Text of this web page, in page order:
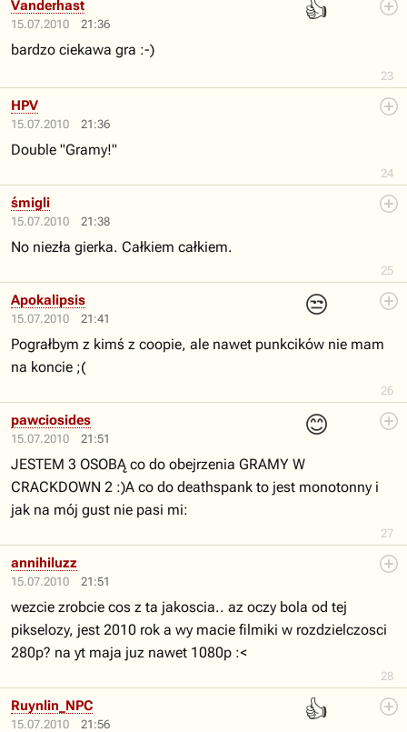
15.07.2010 21:36
👍
23
Vanderhast
bardzo ciekawa gra :-)
15.07.2010 21:36
24
HPV
Double "Gramy!"
15.07.2010 21:38
25
śmigli
No niezła gierka. Całkiem całkiem.
15.07.2010 21:41
😒
26
Apokalipsis
Pograłbym z kimś z coopie, ale nawet punkcików nie mam
na koncie ;(
15.07.2010 21:51
😊
27
pawciosides
JESTEM 3 OSOBĄ co do obejrzenia GRAMY W
CRACKDOWN 2 :)A co do deathspank to jest monotonny i
jak na mój gust nie pasi mi:
15.07.2010 21:51
28
annihiluzz
wezcie zrobcie cos z ta jakoscia.. az oczy bola od tej
pikselozy, jest 2010 rok a wy macie filmiki w rozdzielczosci
280p? na yt maja juz nawet 1080p :<
15.07.2010 21:56
👍
Ruynlin_NPC